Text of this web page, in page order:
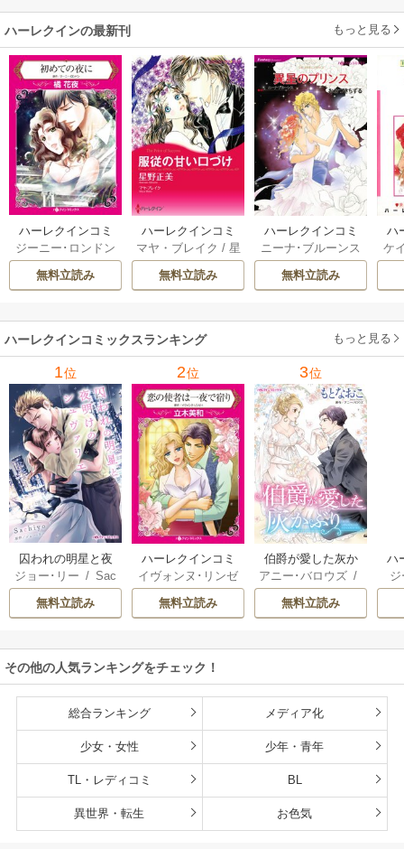
二度目は串刺し回
避します！～
ハーレクインの最新刊 もっと見る
ハーレクインコミ
ックス セット 202
6年 vol.1064 1巻
ジーニー･ロンドン
橘花夜 / メアリ
ー･ライアンズ
ーガン/星合操/ア
ン･ウィール/ 津寺
里可子
無料立読み
ハーレクインコミ
ックス セット 202
6年 vol.1002 1巻
マヤ・ブレイク / 星
野正美/
ヘレン･ブ
ルックス/のわきね
ウェイ/一重夕子
無料立読み
ハーレクインコミ
ックス セット 202
6年 vol.1063 1巻
ニーナ･ブルーンス
おおつきちずる
レベッカ･ヨーク
ーディ/海野みつる
サラ･ウッド/流
水凛子
無料立読み
ハ
ッ
ケ
ザ
ハーレクインコミックスランキング もっと見る
1位
囚われの明星と夜
明けのシュヴァリ
エ
ジョー･リー /Sac
hiyo
無料立読み
2位
ハーレクインコミ
ックス セット 202
6年 vol.999
イヴォンヌ･リンゼ
/ 立木美和
ランダ･ジャレッ
ーリー・ペイジ/
曽祢まさこ
無料立読み
3位
伯爵が愛した灰か
ぶり
アニー･バロウズ/
もとなおこ
無料立読み
ハ
ッ
ル
その他の人気ランキングをチェック！
総合ランキング メディア化
少女・女性 少年・青年
TL・レディコミ BL
異世界・転生 お色気